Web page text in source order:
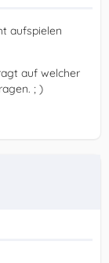
aufspielen
auf welcher
; )